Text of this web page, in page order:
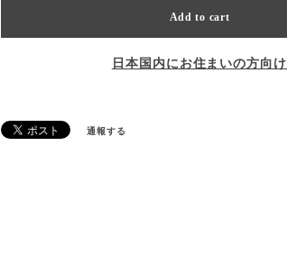
Add to cart
日本国内にお住まいの方向け
通報する